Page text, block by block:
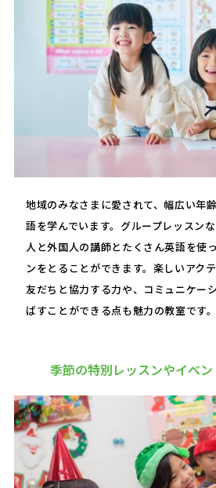
地域のみなさまに愛されて、幅広い年
語を学んでいます。グループレッスン
人と外国人の講師とたくさん英語を使
ンをとることができます。楽しいアク
友だちと協力する力や、コミュニケー
ばすことができる点も魅力の教室です。
季節の特別レッスンやイベ